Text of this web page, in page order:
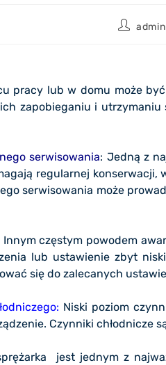
admin
pracy lub w domu może być
zapobieganiu i
serwisowania: Jedną z
regularnej konserwacji,
serwisowania może
Innym częstym powodem
lub ustawienie zbyt
się do zalecanych
Niski poziom
Czynniki chłodnicze
jest jednym z